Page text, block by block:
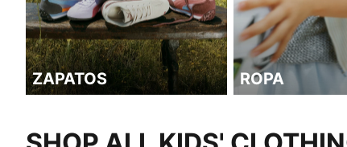
ZAPATOS ROPA